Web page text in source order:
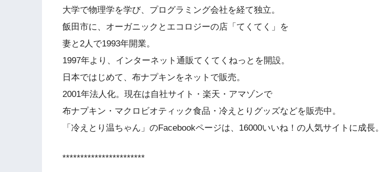
大学で物理学を学び、プログラミング会社を経て独立。
飯田市に、オーガニックとエコロジーの店「てくてく」を
妻と2人で1993年開業。
1997年より、インターネット通販てくてくねっとを開設。
日本ではじめて、布ナプキンをネットで販売。
2001年法人化。現在は自社サイト・楽天・アマゾンで
布ナプキン・マクロビオティック食品・冷えとりグッズなどを販売中。
「冷えとり温ちゃん」のFacebookページは、16000いいね！の人気サイトに成長。
***********************